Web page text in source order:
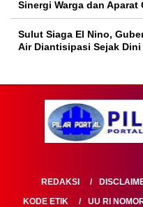
Sinergi Warga dan Aparat
Sulut Siaga El Nino,
Air Diantisipasi Sejak Dini
REDAKSI
KODE ETIK
UU RI